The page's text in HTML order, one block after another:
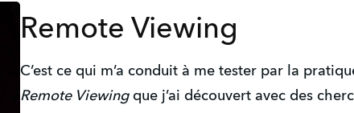
Remote Viewing
C’est ce qui m’a conduit à me tester par la
Remote Viewingque j’ai découvert avec des